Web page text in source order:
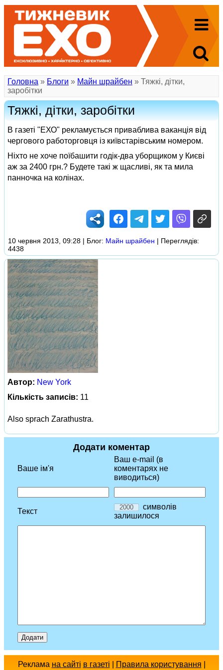
Головна » Блоги » Майн шрайбен » Тяжкі, дітки,
заробітки
Тяжкі, дітки, заробітки
В газеті "ЕХО" рекламується приваблива ваканція від
чергового работорговця із київстарівським номером.
Ніхто не хоче поїбашити годік-два уборщиком у Києві
аж за 2400 грн.? Будете такі ж щасливі, як та мила
панночка на колінах.
10 червня 2013, 09:28 | Блог: Майн шрайбен | Переглядів:
4438
Автор: New York
Кількість записів: 11
Also sprach Zarathustra.
Додати коментар
Ваше ім'я
Ваш e-mail (в
коментарях не
виводиться)
Текст
символів
залишилося
Реклама на сайті в газеті Правила користування